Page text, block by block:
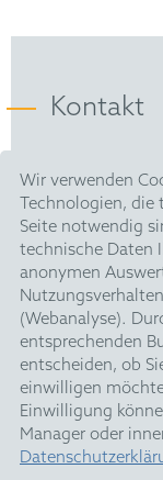
Wir verwenden
Technologien, die
Seite notwendig
technische Daten
anonymen
(Webanalyse).
entsprechenden
entscheiden, ob
einwilligen
Einwilligung
Manager oder
Kontakt
HOFFMANN
Patent- und
81925
T +49 89
F +49 89
Impressum
Datenschutz
HE Quarterly